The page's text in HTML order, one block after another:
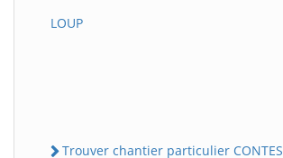
LOUP
Trouver chantier particulier CONTES